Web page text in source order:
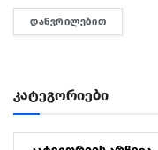
პოლიციამ 31 ივლისს,
დააკავა. მას ხელში
ᲓᲐᲬᲕᲠᲘᲚᲔᲑᲘᲗ
კატეგორიები